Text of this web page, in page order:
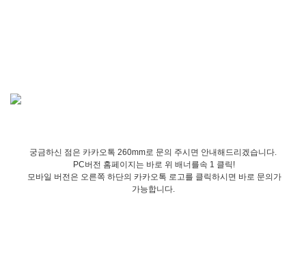
궁금하신 점은 카카오톡 260mm로 문의 주시면 안내해드리겠습니다.
PC버전 홈페이지는 바로 위 배너를속 1 클릭!
모바일 버전은 오른쪽 하단의 카카오톡 로고를 클릭하시면 바로 문의가
가능합니다.